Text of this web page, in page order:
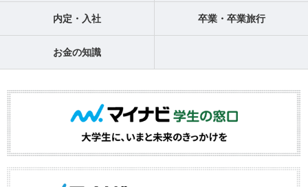
内定・入社 卒業・卒業旅行
お金の知識